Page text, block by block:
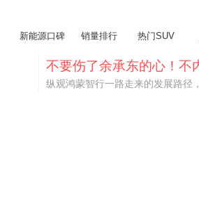
新能源口碑 销量排行 热门SUV